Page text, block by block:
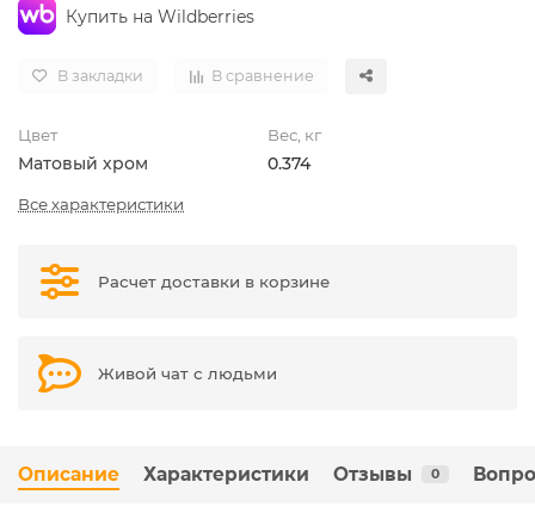
Купить на Wildberries
В закладки В сравнение
Цвет
Матовый хром
Вес, кг
0.374
Все характеристики
Расчет доставки в корзине
Живой чат с людьми
Описание Характеристики Отзывы 0